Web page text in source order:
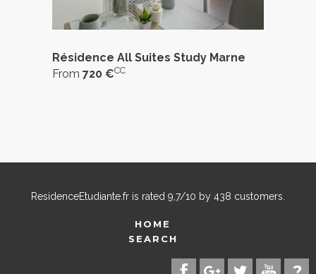
Résidence All Suites Study Marne
From 720 €CC
ResidenceEtudiante.fr is rated 9,7/10 by 438 customers.
HOME
SEARCH